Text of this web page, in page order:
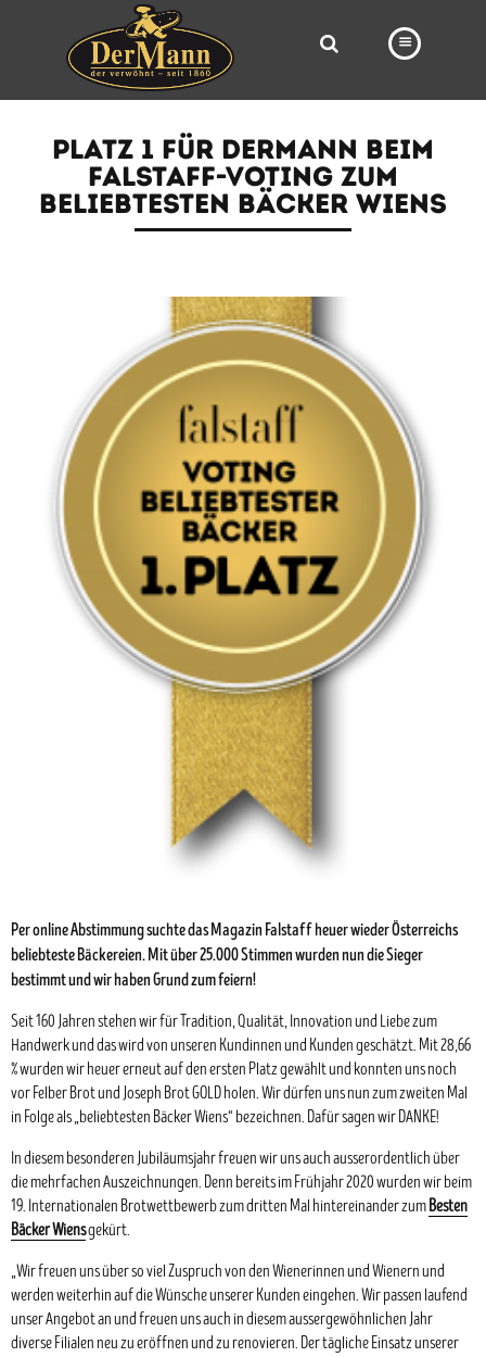
FILIALEN
BÄCKEREI
VORBESTELLUNG
VIDEOS
PLATZ 1 FÜR DERMANN BEIM
FALSTAFF-VOTING ZUM
BELIEBTESTEN BÄCKER WIENS
Per online Abstimmung suchte das Magazin Falstaff heuer wieder Österreichs
beliebteste Bäckereien. Mit über 25.000 Stimmen wurden nun die Sieger
bestimmt und wir haben Grund zum feiern!
Seit 160 Jahren stehen wir für Tradition, Qualität, Innovation und Liebe zum
Handwerk und das wird von unseren Kundinnen und Kunden geschätzt. Mit 28,66
% wurden wir heuer erneut auf den ersten Platz gewählt und konnten uns noch
vor Felber Brot und Joseph Brot GOLD holen. Wir dürfen uns nun zum zweiten Mal
in Folge als „beliebtesten Bäcker Wiens“ bezeichnen. Dafür sagen wir DANKE!
In diesem besonderen Jubiläumsjahr freuen wir uns auch ausserordentlich über
die mehrfachen Auszeichnungen. Denn bereits im Frühjahr 2020 wurden wir beim
19. Internationalen Brotwettbewerb zum dritten Mal hintereinander zumBesten
Bäcker Wiensgekürt.
„Wir freuen uns über so viel Zuspruch von den Wienerinnen und Wienern und
werden weiterhin auf die Wünsche unserer Kunden eingehen. Wir passen laufend
unser Angebot an und freuen uns auch in diesem aussergewöhnlichen Jahr
diverse Filialen neu zu eröffnen und zu renovieren. Der tägliche Einsatz unserer